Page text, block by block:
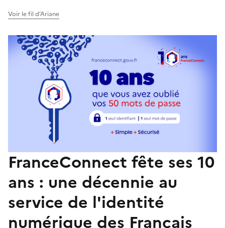
Voir le fil d’Ariane
FranceConnect fête ses 10
ans : une décennie au
service de l'identité
numérique des Français